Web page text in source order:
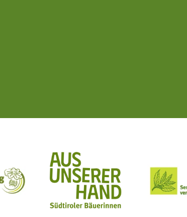
lernen - wachsen - leben
für die bäuerliche Familie
Aus unserer Hand